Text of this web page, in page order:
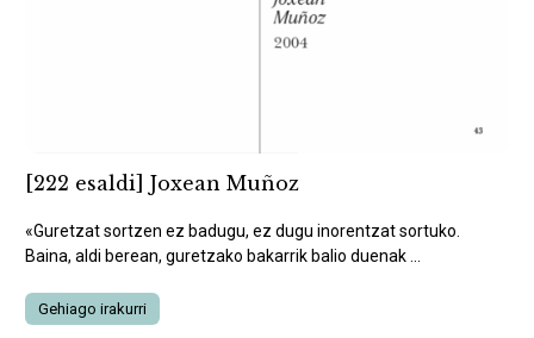
[222 esaldi] Joxean Muñoz
«Guretzat sortzen ez badugu, ez dugu inorentzat sortuko.
Baina, aldi berean, guretzako bakarrik balio duenak ...
Gehiago irakurri